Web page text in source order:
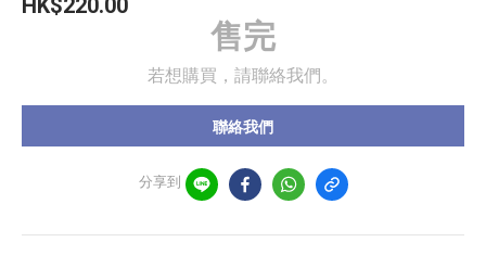
HK$220.00
售完
若想購買，請聯絡我們。
聯絡我們
分享到